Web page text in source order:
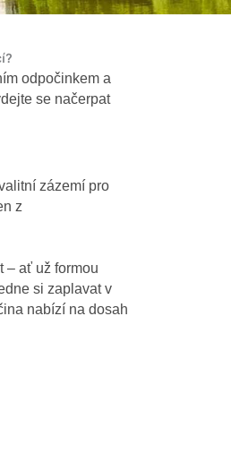
odpočinkem a
se načerpat
zázemí pro
z
– ať už formou
si zaplavat v
nabízí na dosah